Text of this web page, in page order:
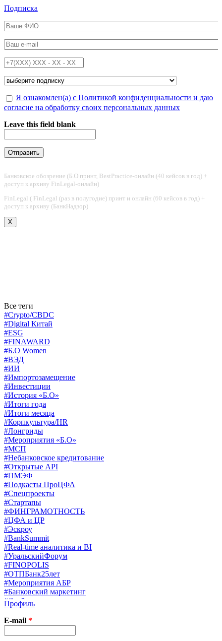
Перейти к основному содержанию
Подписка
ФИО*
Email*
Телефон*
Подписка на*
Обработка персональных данных*
Я ознакомлен(а) с Политикой конфиденциальности и даю
согласие на обработку своих персональных данных
Leave this field blank
Банковское обозрение (Б.О принт, BestPractice-онлайн (40 кейсов в год) +
доступ к архиву FinLegal-онлайн)
FinLegal ( FinLegal (раз в полугодие) принт и онлайн (60 кейсов в год) +
доступ к архиву (БанкНадзор)
X
Все теги
#Crypto/CBDC
#Digital Китай
#ESG
#FINAWARD
#Б.О Women
#ВЭД
#ИИ
#Импортозамещение
#Инвестиции
#История «Б.О»
#Итоги года
#Итоги месяца
#Корпкультура/HR
#Лонгриды
#Мероприятия «Б.О»
#МСП
#Небанковское кредитование
#Открытые API
#ПМЭФ
#Подкасты ПроЦФА
#Спецпроекты
#Стартапы
#ФИНГРАМОТНОСТЬ
#ЦФА и ЦР
#Эскроу
#BankSummit
#Real-time аналитика и BI
#УральскийФорум
#FINOPOLIS
#ОТПБанк25лет
#Мероприятия АБР
#Банковский маркетинг
#Драйверы страхования
#Финконгресс ЦБ
#PB&WM
#UX/CX
#Экосистемы
Профиль
E-mail *